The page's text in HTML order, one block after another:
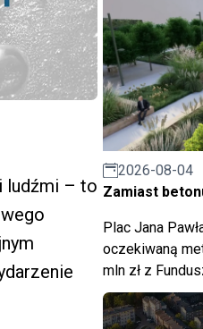
ludźmi – to
2026-08-04
Zamiast
Plac Jana
oczekiwaną
mln zł z